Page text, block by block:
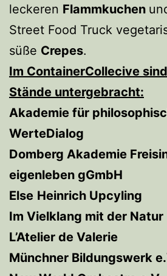
leckeren Flammkuchen
Street Food Truck
süße Crepes.
Im ContainerCollecive
Stände untergebracht:
Akademie für
WerteDialog
Domberg Akademie
eigenleben gGmbH
Else Heinrich Upcyling
Im Vielklang mit der Natur
L’Atelier de Valerie
Münchner Bildungswerk